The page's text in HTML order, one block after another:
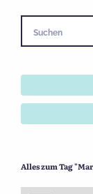
Alles zum Tag